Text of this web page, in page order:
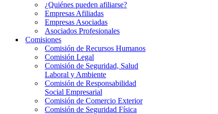
¿Quiénes pueden afiliarse?
Empresas Afiliadas
Empresas Asociadas
Asociados Profesionales
Comisiones
Comisión de Recursos Humanos
Comisión Legal
Comisión de Seguridad, Salud
Laboral y Ambiente
Comisión de Responsabilidad
Social Empresarial
Comisión de Comercio Exterior
Comisión de Seguridad Física